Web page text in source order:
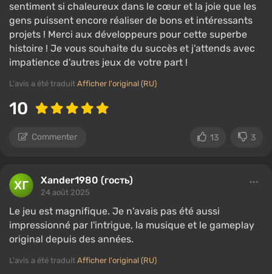
sentiment si chaleureux dans le cœur et la joie que les
gens puissent encore réaliser de bons et intéressants
projets ! Merci aux développeurs pour cette superbe
histoire ! Je vous souhaite du succès et j'attends avec
impatience d'autres jeux de votre part !
L'avis a été traduit Afficher l'original (RU)
10
Commenter 13 3
Xander1980 (гость)
24 août 2025
Le jeu est magnifique. Je n'avais pas été aussi
impressionné par l'intrigue, la musique et le gameplay
original depuis des années.
L'avis a été traduit Afficher l'original (RU)